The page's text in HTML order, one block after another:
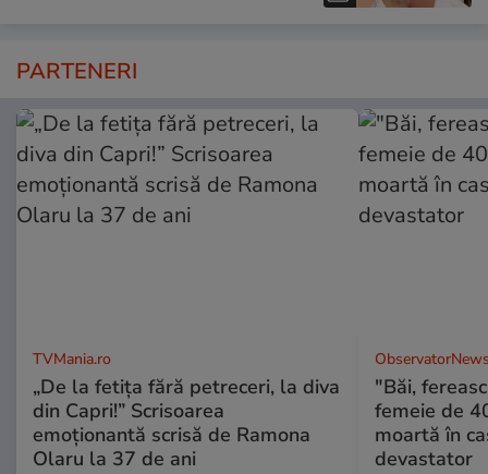
PARTENERI
TVMania.ro
„De la fetița fără petreceri, la diva
din Capri!” Scrisoarea
emoționantă scrisă de Ramona
Olaru la 37 de ani
"Băi,
femeie de
moartă în
devastator